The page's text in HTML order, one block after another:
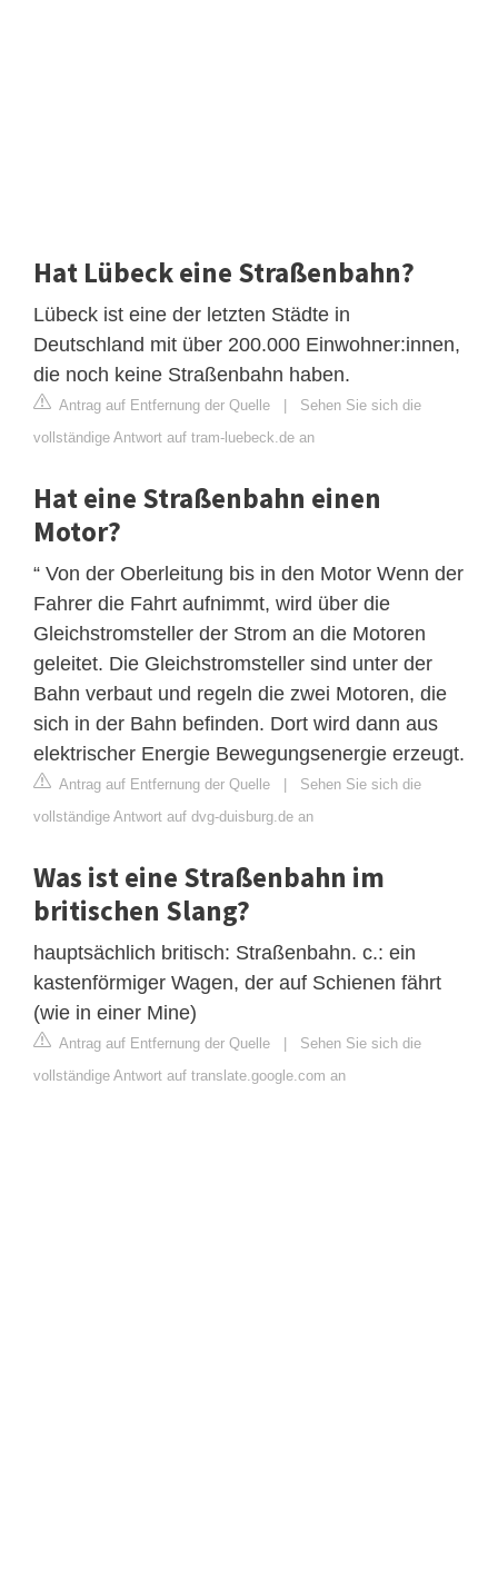
Hat Lübeck eine Straßenbahn?
Lübeck ist eine der letzten Städte in
Deutschland mit über 200.000 Einwohner:innen,
die noch keine Straßenbahn haben.
Antrag auf Entfernung der Quelle | Sehen Sie sich die
vollständige Antwort auf tram-luebeck.de an
Hat eine Straßenbahn einen
Motor?
“ Von der Oberleitung bis in den Motor Wenn der
Fahrer die Fahrt aufnimmt, wird über die
Gleichstromsteller der Strom an die Motoren
geleitet. Die Gleichstromsteller sind unter der
Bahn verbaut und regeln die zwei Motoren, die
sich in der Bahn befinden. Dort wird dann aus
elektrischer Energie Bewegungsenergie erzeugt.
Antrag auf Entfernung der Quelle | Sehen Sie sich die
vollständige Antwort auf dvg-duisburg.de an
Was ist eine Straßenbahn im
britischen Slang?
hauptsächlich britisch: Straßenbahn. c.: ein
kastenförmiger Wagen, der auf Schienen fährt
(wie in einer Mine)
Antrag auf Entfernung der Quelle | Sehen Sie sich die
vollständige Antwort auf translate.google.com an